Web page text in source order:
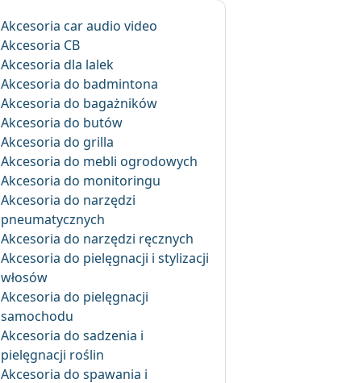
Akcesoria car audio video
Akcesoria CB
Akcesoria dla lalek
Akcesoria do badmintona
Akcesoria do bagażników
Akcesoria do butów
Akcesoria do grilla
Akcesoria do mebli ogrodowych
Akcesoria do monitoringu
Akcesoria do narzędzi
pneumatycznych
Akcesoria do narzędzi ręcznych
Akcesoria do pielęgnacji i stylizacji
włosów
Akcesoria do pielęgnacji
samochodu
Akcesoria do sadzenia i
pielęgnacji roślin
Akcesoria do spawania i